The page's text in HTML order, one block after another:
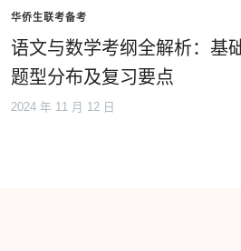
华侨生联考备考
语文与数学考纲全解析：基
题型分布及复习要点
2024 年 11 月 12 日